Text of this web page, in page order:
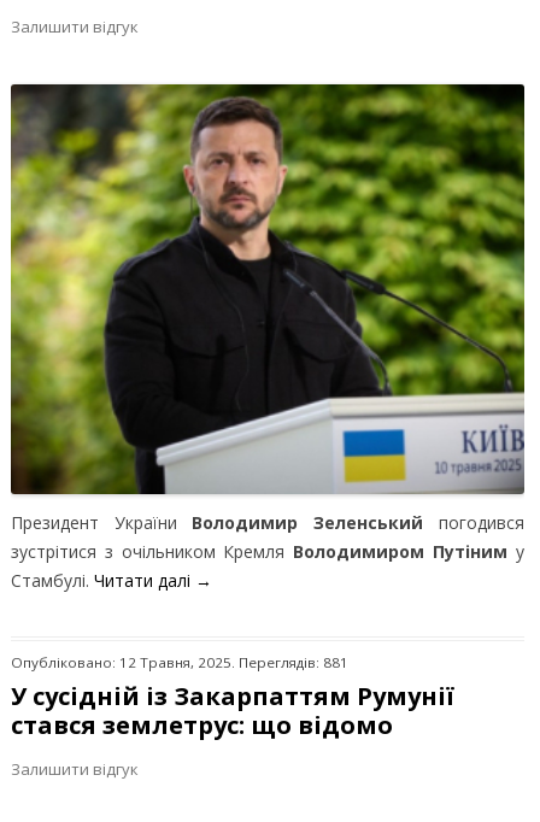
Залишити відгук
Президент України Володимир Зеленський погодився
зустрітися з очільником Кремля Володимиром Путіним у
Стамбулі. Читати далі →
Опубліковано: 12 Травня, 2025. Переглядів: 881
У сусідній із Закарпаттям Румунії
стався землетрус: що відомо
Залишити відгук